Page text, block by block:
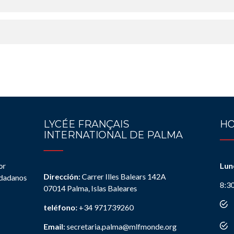
LYCÉE FRANÇAIS
INTERNATIONAL DE PALMA
Dirección:Carrer Illes Balears 142A
07014 Palma, Islas Baleares
teléfono: +34 971739260
Email:secretaria.palma@mlfmonde.org